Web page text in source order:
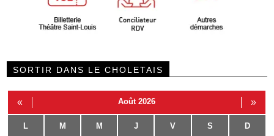
SORTIR DANS LE CHOLETAIS
« Août 2026 »
L M M J V S D